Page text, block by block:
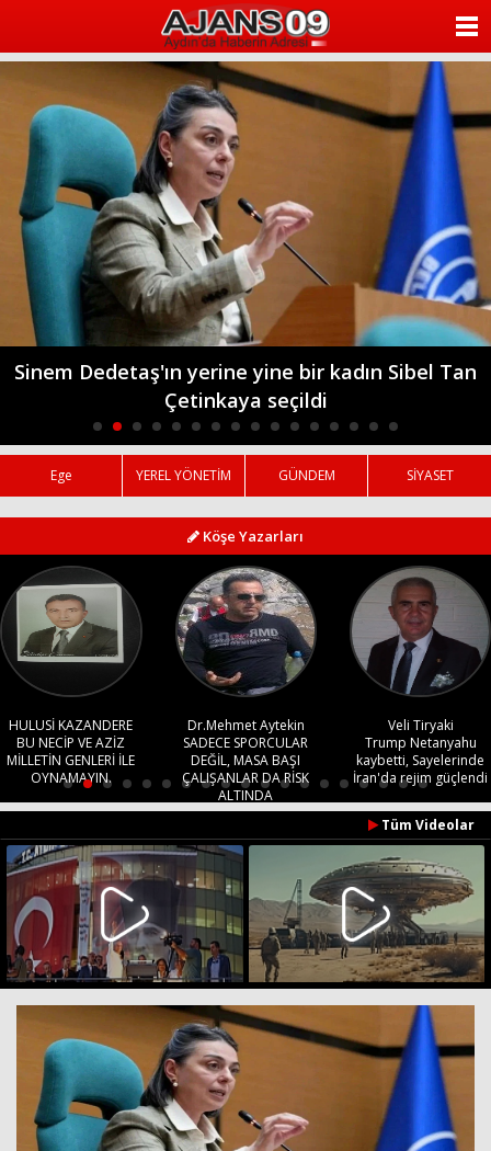
Bahçeli Öcalana Umut Hakkı ile Özgürlük İstedi
Ege YEREL YÖNETİM GÜNDEM SİYASET
Köşe Yazarları
Dr.Mehmet Aytekin
SADECE SPORCULAR
DEĞİL, MASA BAŞI
ÇALIŞANLAR DA RİSK
Veli Tiryaki
Trump Netanyahu
kaybetti, Sayelerinde
İran'da rejim güçlendi
Basında Bugün
Adli tatil ayarlı butlan
oyunları
Tüm Videolar
YAZARLAR
ANKETLER
FOTO GALERİ
VİDEO GALERİ
KÜNYE